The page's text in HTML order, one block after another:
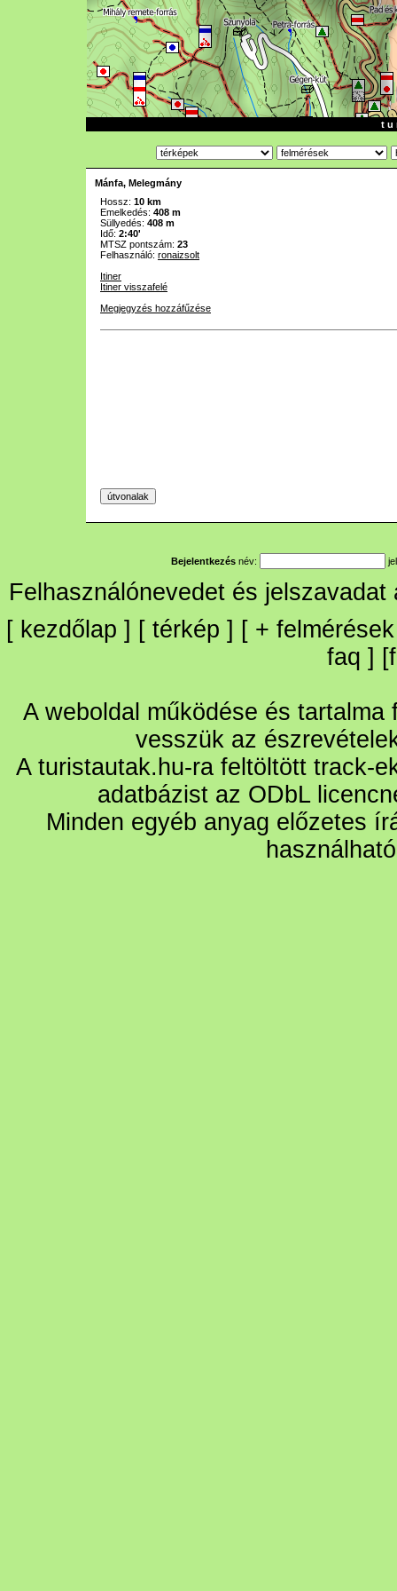
t u
Mánfa, Melegmány
Hossz: 10 km
Emelkedés: 408 m
Süllyedés: 408 m
Idő: 2:40'
MTSZ pontszám: 23
Felhasználó: ronaizsolt
Itiner
Itiner visszafelé
Megjegyzés hozzáfűzése
Bejelentkezés név:
Felhasználónevedet és
[ kezdőlap ] [ térkép ] [ + felmérések
faq ] [
A weboldal működése és
vesszük az
A turistautak.hu-ra feltöltött track-
adatbázist az ODbL
Minden egyéb anyag előzetes